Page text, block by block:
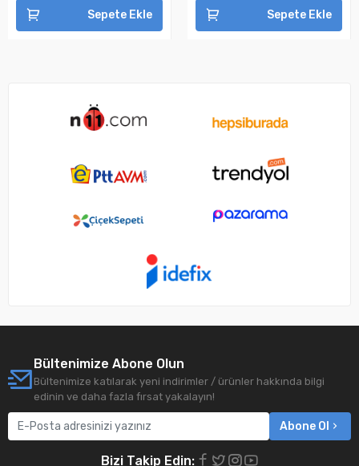
Sepete Ekle Sepete Ekle
Bültenimize Abone Olun
Bültenimize katılarak yeni indirimler / ürünler hakkında bilgi
edinin ve daha fazla fırsat yakalayın!
Abone Ol
Bizi Takip Edin: